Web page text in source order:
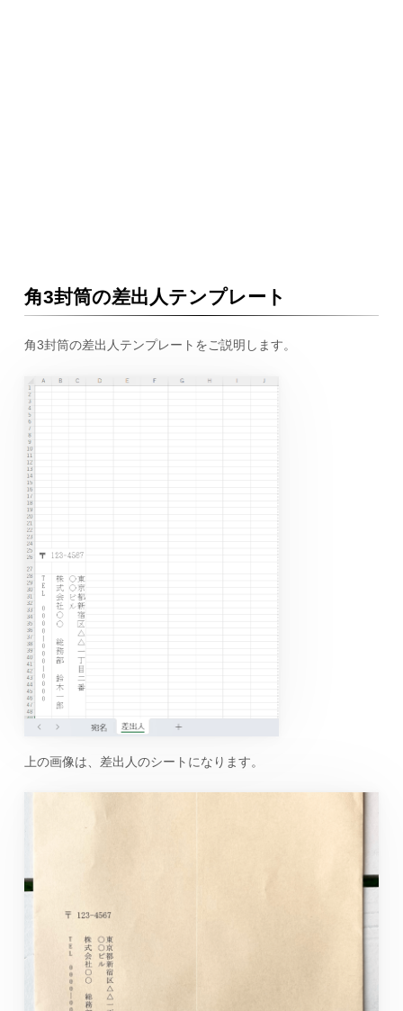
角3封筒の差出人テンプレート
角3封筒の差出人テンプレートをご説明します。
上の画像は、差出人のシートになります。